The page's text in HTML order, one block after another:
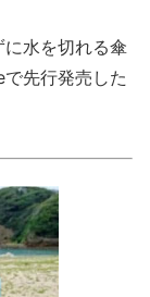
水を切れる傘
先行発売した